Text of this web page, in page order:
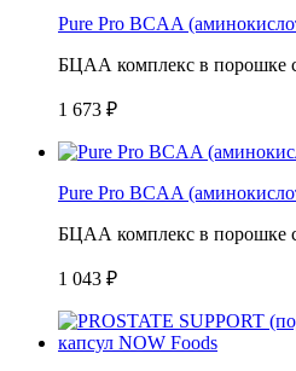
Pure Pro BCAA
БЦАА комплекс в порошке
1 673 ₽
Pure Pro BCAA
БЦАА комплекс в порошке
1 043 ₽